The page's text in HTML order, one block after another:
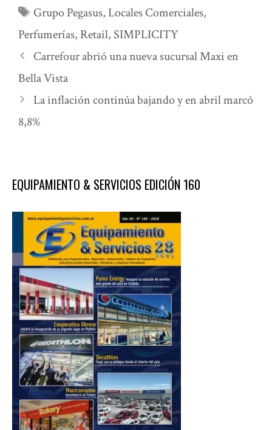
Etiquetas
Grupo Pegasus,Locales Comerciales,
Perfumerías, Retail, SIMPLICITY
Carrefour abrió una nueva sucursal Maxi en
Bella Vista
La inflación continúa bajando y en abril marcó
8,8%
EQUIPAMIENTO & SERVICIOS EDICIÓN 160